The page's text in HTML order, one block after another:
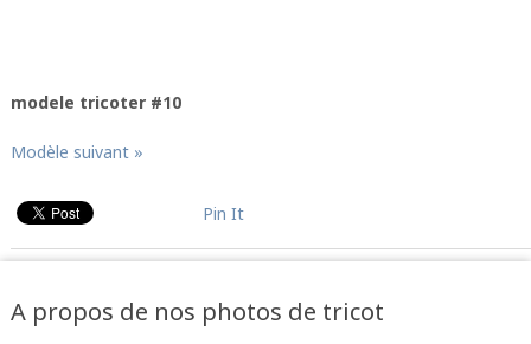
modele tricoter #10
Modèle suivant »
Pin It
A propos de nos photos de tricot